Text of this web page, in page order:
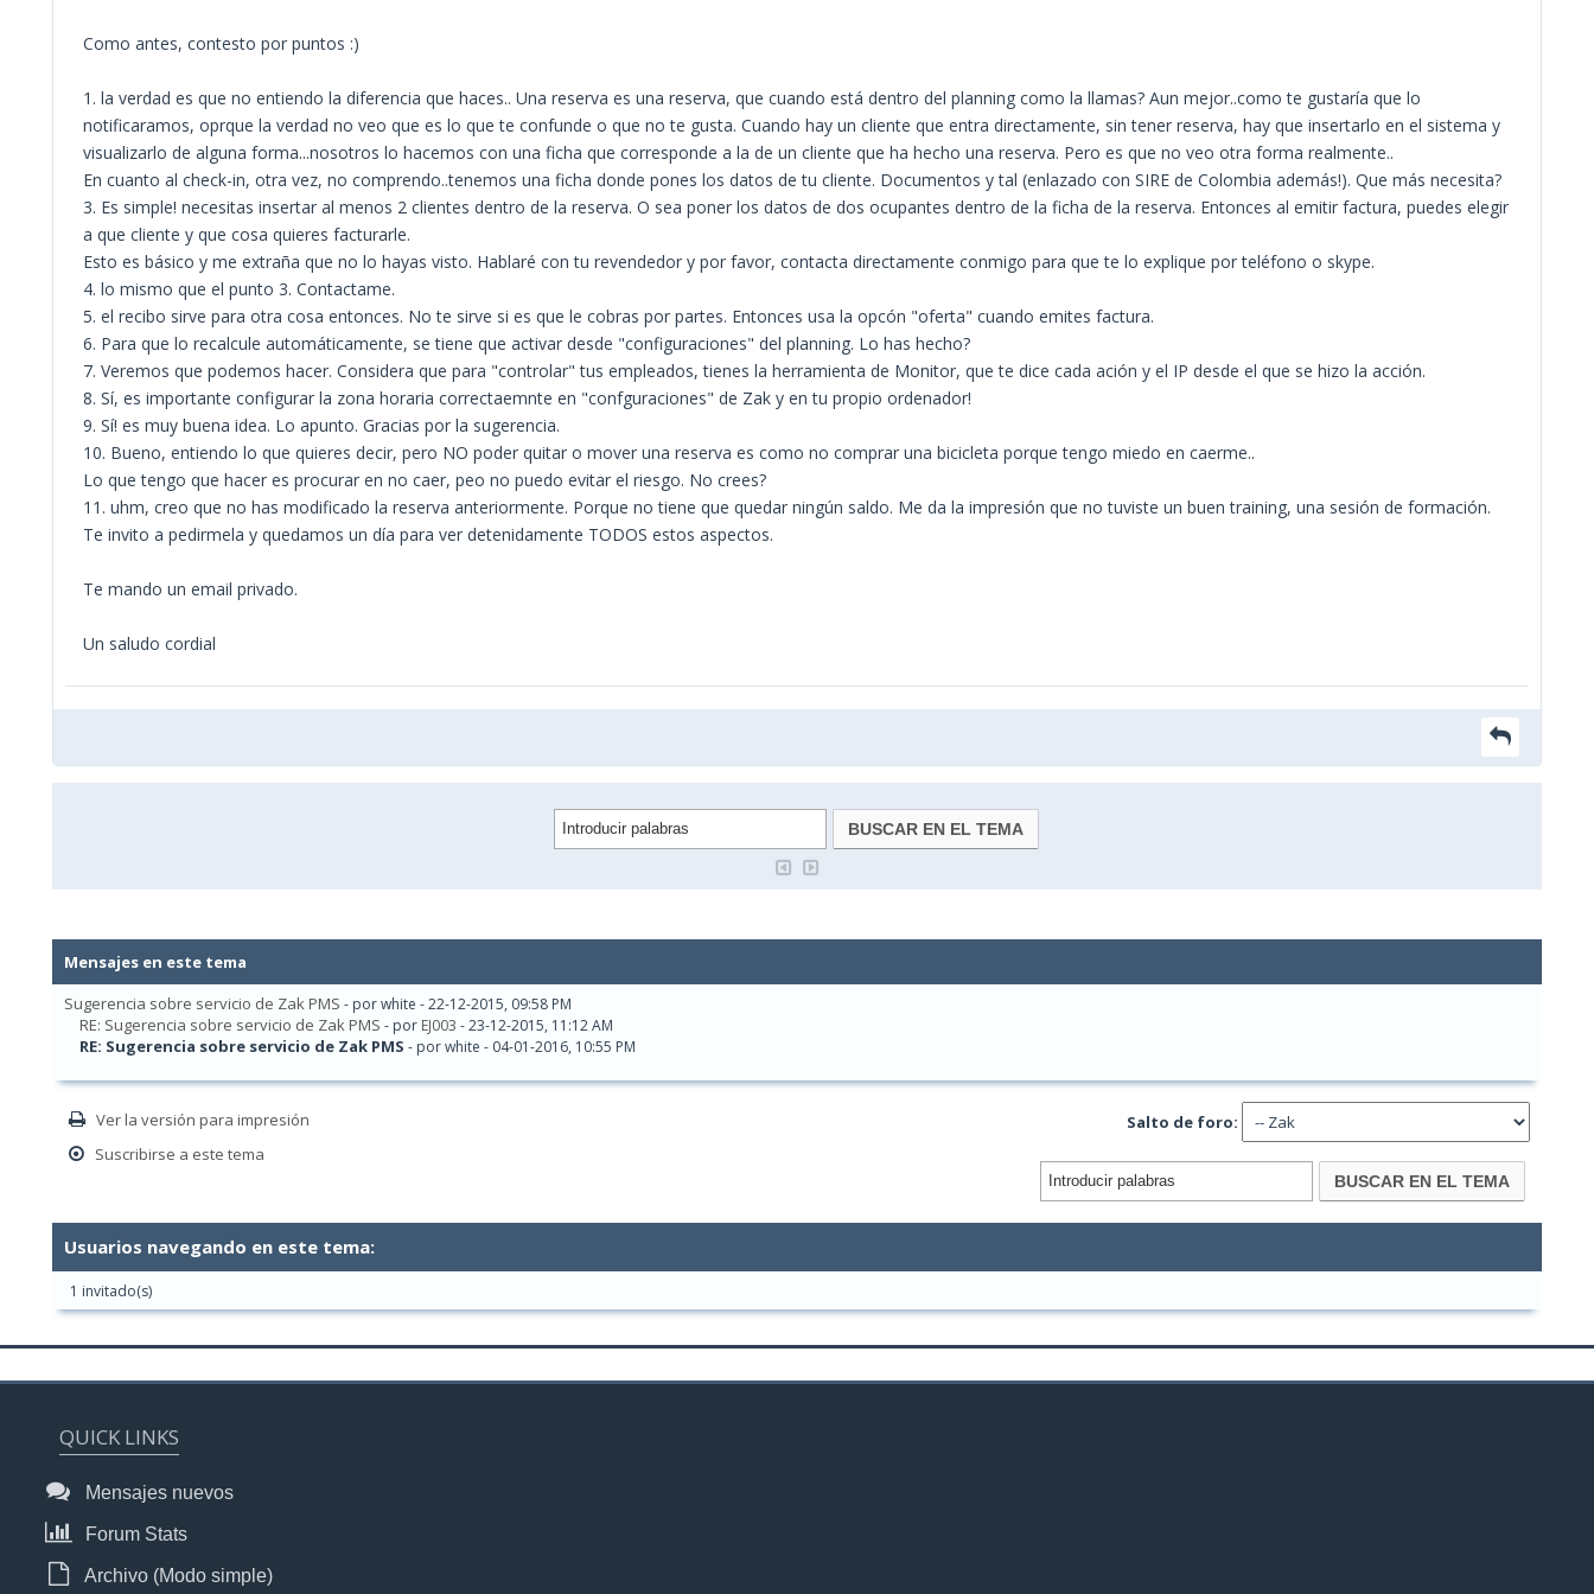
Como antes, contesto por puntos :)
1. la verdad es que no entiendo la diferencia que haces.. Una reserva es una reserva, que cuando está dentro del planning como la llamas? Aun mejor..como te gustaría que lo
notificaramos, oprque la verdad no veo que es lo que te confunde o que no te gusta. Cuando hay un cliente que entra directamente, sin tener reserva, hay que insertarlo en el sistema y
visualizarlo de alguna forma...nosotros lo hacemos con una ficha que corresponde a la de un cliente que ha hecho una reserva. Pero es que no veo otra forma realmente..
En cuanto al check-in, otra vez, no comprendo..tenemos una ficha donde pones los datos de tu cliente. Documentos y tal (enlazado con SIRE de Colombia además!). Que más necesita?
3. Es simple! necesitas insertar al menos 2 clientes dentro de la reserva. O sea poner los datos de dos ocupantes dentro de la ficha de la reserva. Entonces al emitir factura, puedes elegir
a que cliente y que cosa quieres facturarle.
Esto es básico y me extraña que no lo hayas visto. Hablaré con tu revendedor y por favor, contacta directamente conmigo para que te lo explique por teléfono o skype.
4. lo mismo que el punto 3. Contactame.
5. el recibo sirve para otra cosa entonces. No te sirve si es que le cobras por partes. Entonces usa la opcón "oferta" cuando emites factura.
6. Para que lo recalcule automáticamente, se tiene que activar desde "configuraciones" del planning. Lo has hecho?
7. Veremos que podemos hacer. Considera que para "controlar" tus empleados, tienes la herramienta de Monitor, que te dice cada ación y el IP desde el que se hizo la acción.
8. Sí, es importante configurar la zona horaria correctaemnte en "confguraciones" de Zak y en tu propio ordenador!
9. Sí! es muy buena idea. Lo apunto. Gracias por la sugerencia.
10. Bueno, entiendo lo que quieres decir, pero NO poder quitar o mover una reserva es como no comprar una bicicleta porque tengo miedo en caerme..
Lo que tengo que hacer es procurar en no caer, peo no puedo evitar el riesgo. No crees?
11. uhm, creo que no has modificado la reserva anteriormente. Porque no tiene que quedar ningún saldo. Me da la impresión que no tuviste un buen training, una sesión de formación.
Te invito a pedirmela y quedamos un día para ver detenidamente TODOS estos aspectos.
Te mando un email privado.
Un saludo cordial
Mensajes en este tema
Sugerencia sobre servicio de Zak PMS - por white - 22-12-2015, 09:58 PM
RE: Sugerencia sobre servicio de Zak PMS - por EJ003 - 23-12-2015, 11:12 AM
RE: Sugerencia sobre servicio de Zak PMS - por white - 04-01-2016, 10:55 PM
Ver la versión para impresión
Suscribirse a este tema
Salto de foro:
Usuarios navegando en este tema:
1 invitado(s)
QUICK LINKS
Mensajes nuevos
Forum Stats
Archivo (Modo simple)